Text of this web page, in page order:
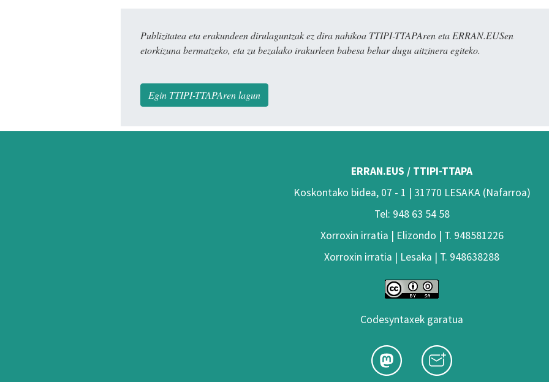
Publizitatea eta erakundeen dirulaguntzak ez dira nahikoa TTIPI-TTAPAren eta ERRAN.EUSen
etorkizuna bermatzeko, eta zu bezalako irakurleen babesa behar dugu aitzinera egiteko.
Egin TTIPI-TTAPAren lagun
ERRAN.EUS / TTIPI-TTAPA
Koskontako bidea, 07 - 1 | 31770 LESAKA (Nafarroa)
Tel: 948 63 54 58
Xorroxin irratia | Elizondo | T. 948581226
Xorroxin irratia | Lesaka | T. 948638288
Codesyntaxek garatua